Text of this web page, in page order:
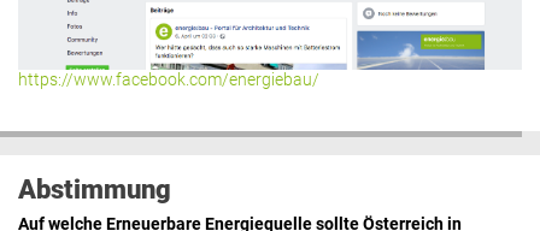
https://www.facebook.com/energiebau/
Abstimmung
Auf welche Erneuerbare Energiequelle sollte Österreich in